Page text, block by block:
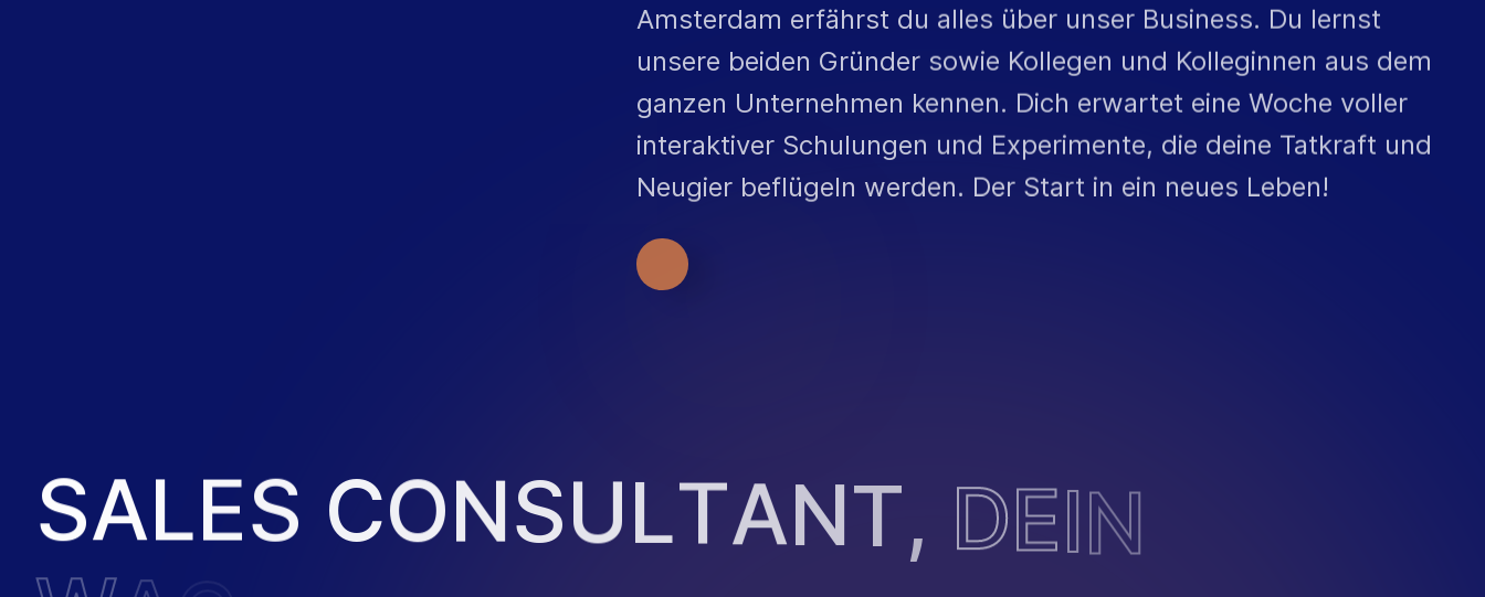
Amsterdam erfährst du alles über unser Business. Du lernst
unsere beiden Gründer sowie Kollegen und Kolleginnen aus dem
ganzen Unternehmen kennen. Dich erwartet eine Woche voller
interaktiver Schulungen und Experimente, die deine Tatkraft und
Neugier beflügeln werden. Der Start in ein neues Leben!
SALES CONSULTANT, DEIN